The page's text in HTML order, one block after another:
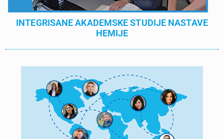
INTEGRISANE AKADEMSKE STUDIJE NASTAVE
HEMIJE